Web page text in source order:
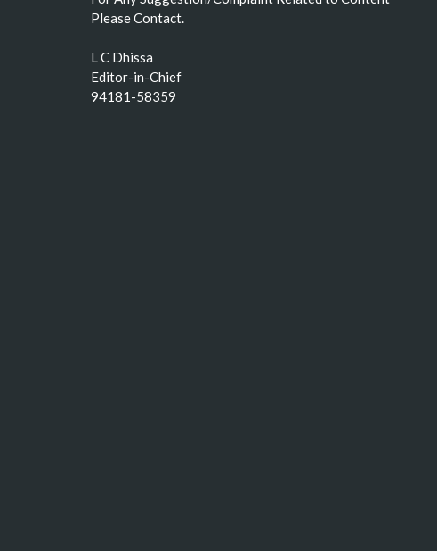
Please Contact.
L C Dhissa
Editor-in-Chief
94181-58359